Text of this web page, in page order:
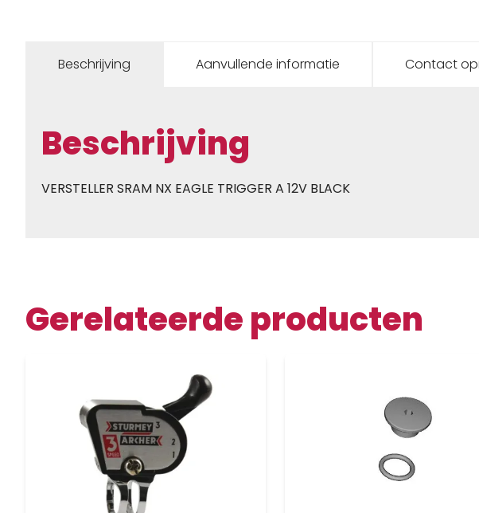
Beschrijving Aanvullende informatie Contact
Beschrijving
VERSTELLER SRAM NX EAGLE TRIGGER A 12V BLACK
Gerelateerde producten